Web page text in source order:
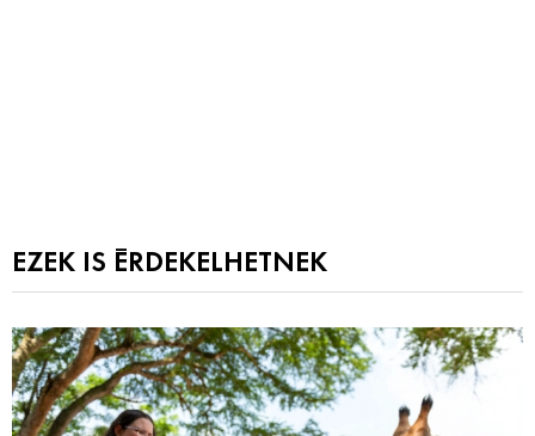
EZEK IS ÉRDEKELHETNEK